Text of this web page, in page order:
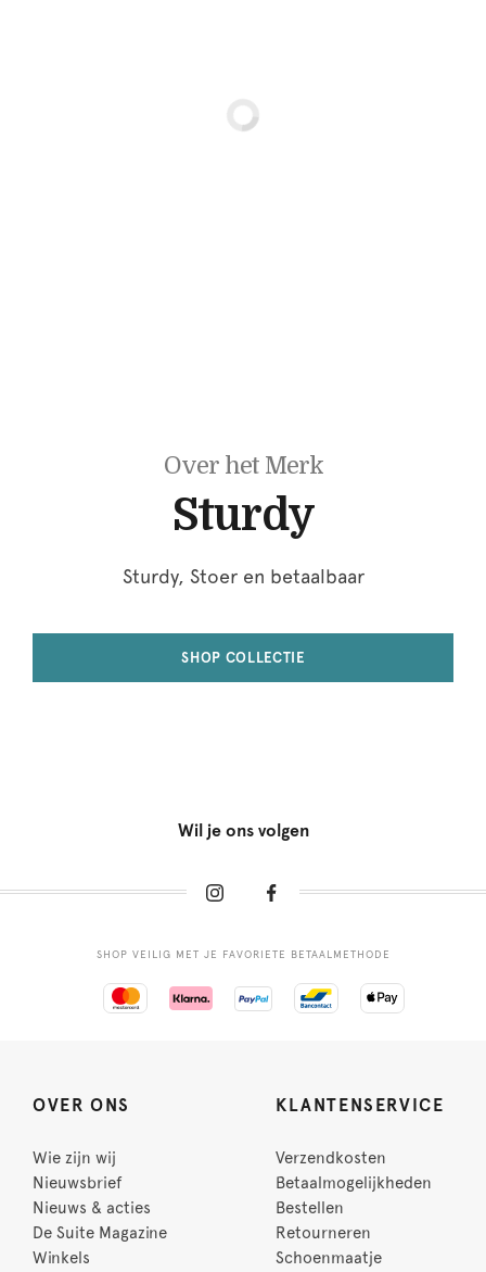
Over het Merk
Sturdy
Sturdy, Stoer en betaalbaar
SHOP COLLECTIE
Wil je ons volgen
SHOP VEILIG MET JE FAVORIETE BETAALMETHODE
OVER ONS
Wie zijn wij
Nieuwsbrief
Nieuws & acties
De Suite Magazine
Winkels
KLANTENSERVICE
Verzendkosten
Betaalmogelijkheden
Bestellen
Retourneren
Schoenmaatje